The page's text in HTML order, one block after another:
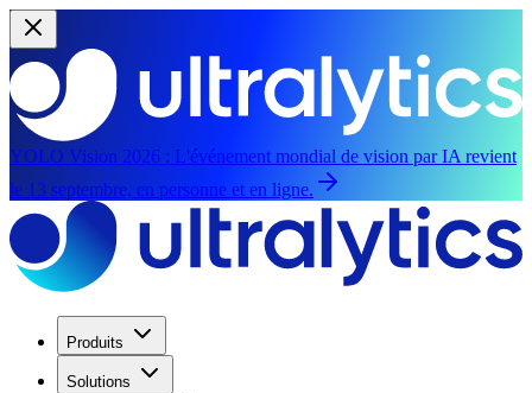
YOLO Vision 2026 : L'événement mondial de vision par IA revient
le 13 septembre, en personne et en ligne.
Produits
Solutions